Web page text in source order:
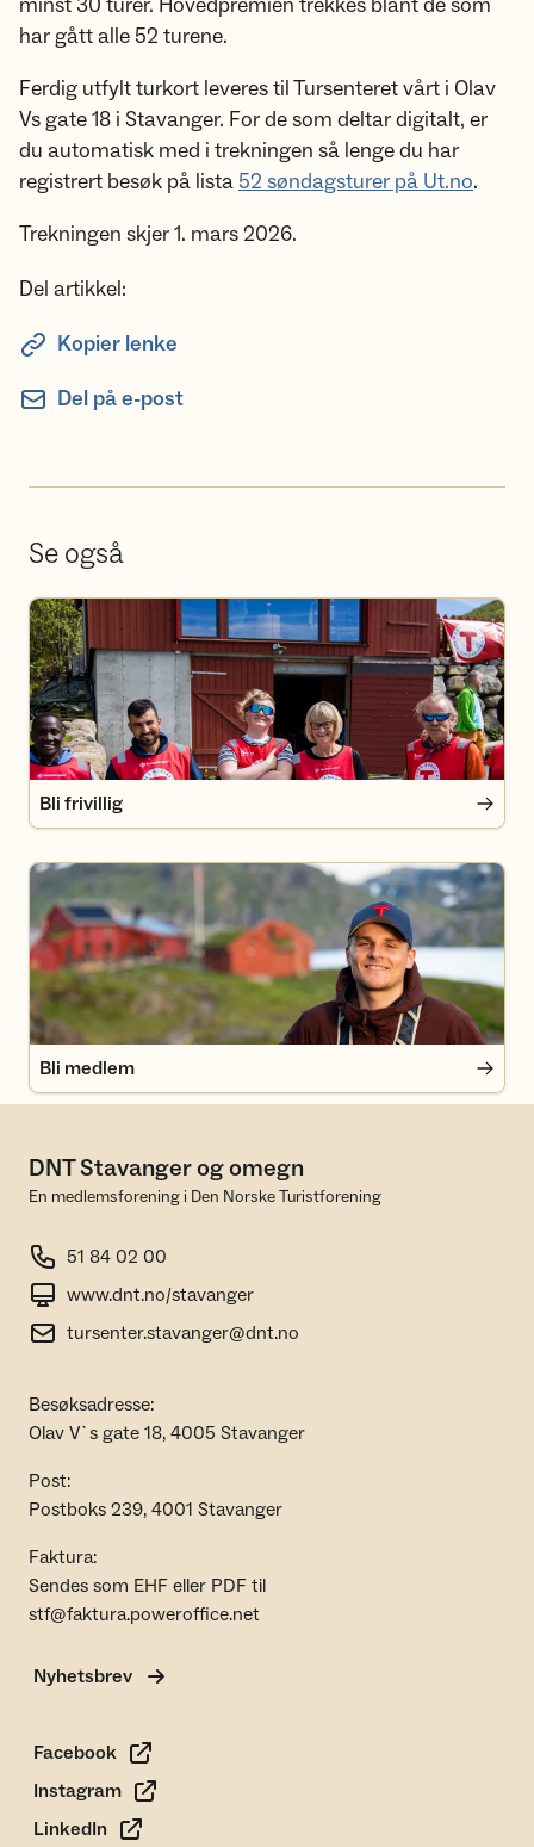
minst 30 turer. Hovedpremien trekkes blant de som
har gått alle 52 turene.
Ferdig utfylt turkort leveres til Tursenteret vårt i Olav
Vs gate 18 i Stavanger. For de som deltar digitalt, er
du automatisk med i trekningen så lenge du har
registrert besøk på lista 52 søndagsturer på Ut.no.
Trekningen skjer 1. mars 2026.
Del artikkel:
Kopier lenke
Del på e-post
Se også
Bli frivillig
Bli frivillig
Bli medlem
Bli medlem
DNT Stavanger og omegn
En medlemsforening i Den Norske Turistforening
51 84 02 00
www.dnt.no/stavanger
tursenter.stavanger@dnt.no
Besøksadresse:
Olav V`s gate 18, 4005 Stavanger
Post:
Postboks 239, 4001 Stavanger
Faktura:
Sendes som EHF eller PDF til
stf@faktura.poweroffice.net
Nyhetsbrev
Facebook
Instagram
LinkedIn